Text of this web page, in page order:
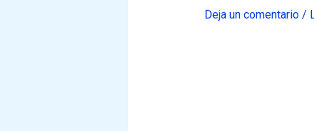
Deja un comentario /